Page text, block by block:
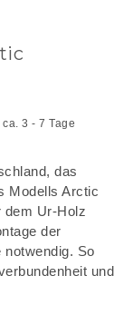
3 - 7 Tage
das
Modells Arctic
dem Ur-Holz
der
notwendig. So
und